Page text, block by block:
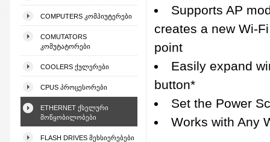
COMPUTERS ᲙᲝᲛᲞᲘᲣᲢᲔᲠᲔᲑᲘ
COMUTATORS
ᲙᲝᲛᲣᲢᲐᲢᲝᲠᲔᲑᲘ
COOLERS ᲥᲣᲚᲔᲠᲔᲑᲘ
CPUS ᲞᲠᲝᲪᲔᲡᲝᲠᲔᲑᲘ
ETHERNET ᲥᲡᲔᲚᲣᲠᲘ
ᲛᲝᲬᲧᲝᲑᲘᲚᲝᲑᲔᲑᲘ
FLASH DRIVES ᲛᲔᲮᲡᲘᲔᲠᲔᲑᲔᲑᲘ
Supports AP
creates a new Wi-
point
Easily expand
button*
Set the Power
Works with Any